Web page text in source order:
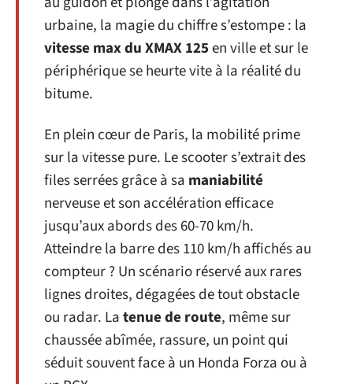
urbaine, la magie du chiffre s’estompe : la
vitesse max du XMAX 125en ville et sur le
périphérique se heurte vite à la réalité du
bitume.
En plein cœur de Paris, la mobilité prime
sur la vitesse pure. Le scooter s’extrait des
files serrées grâce à sa maniabilité
nerveuse et son accélération efficace
jusqu’aux abords des 60-70 km/h.
Atteindre la barre des 110 km/h affichés au
compteur ? Un scénario réservé aux rares
lignes droites, dégagées de tout obstacle
ou radar. Latenue de route, même sur
chaussée abîmée, rassure, un point qui
séduit souvent face à un Honda Forza ou à